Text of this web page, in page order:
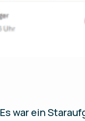
Es war ein